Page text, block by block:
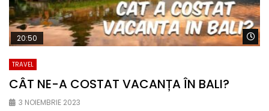
20:50
TRAVEL
CÂT NE-A COSTAT VACANȚA ÎN BALI?
3 NOIEMBRIE 2023